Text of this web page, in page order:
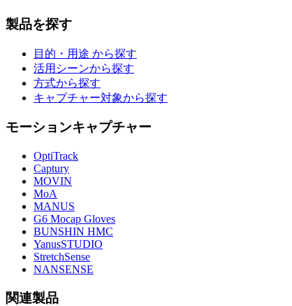
製品を探す
目的・用途 から探す
活用シーンから探す
方式から探す
キャプチャー対象から探す
モーションキャプチャー
OptiTrack
Captury
MOVIN
MoA
MANUS
G6 Mocap Gloves
BUNSHIN HMC
YanusSTUDIO
StretchSense
NANSENSE
関連製品